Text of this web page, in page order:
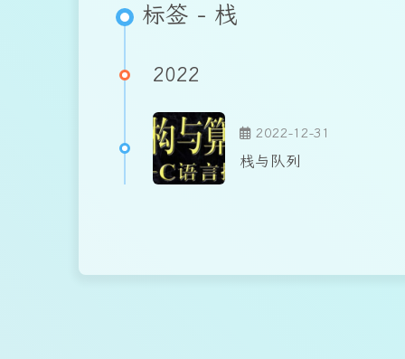
标签 - 栈
2022
2022-12-31
栈与队列